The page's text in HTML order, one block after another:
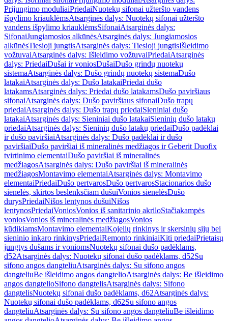
Prijungimo moduliaiPriedaiNuotekų sifonai užteršto vandens
išpylimo kriauklėmsAtsarginės dalys: Nuotekų sifonai užteršto
vandens išpylimo kriauklėmsSifonaiAtsarginės dalys:
SifonaiJungiamosios alkūnėsAtsarginės dalys: Jungiamosios
alkūnėsTiesioji jungtisAtsarginės dalys: Tiesioji jungtisIšleidimo
vožtuvaiAtsarginės dalys: Išleidimo vožtuvaiPriedaiAtsarginės
dalys: PriedaiDušai ir voniosDušaiDušo grindų nuotekų
sistemaAtsarginės dalys: Dušo grindų nuotekų sistemaDušo
latakaiAtsarginės dalys: Dušo latakaiPriedai dušo
latakamsAtsarginės dalys: Priedai dušo latakamsDušo paviršiaus
sifonaiAtsarginės dalys: Dušo paviršiaus sifonaiDušo trapų
priedaiAtsarginės dalys: Dušo trapų priedaiSieniniai dušo
latakaiAtsarginės dalys: Sieniniai dušo latakaiSieninių dušo latakų
priedaiAtsarginės dalys: Sieninių dušo latakų priedaiDušo padėklai
ir dušo paviršiaiAtsarginės dalys: Dušo padėklai ir dušo
paviršiaiDušo paviršiai iš mineralinės medžiagos ir Geberit Duofix
tvirtinimo elementaiDušo paviršiai iš mineralinės
medžiagosAtsarginės dalys: Dušo paviršiai iš mineralinės
medžiagosMontavimo elementaiAtsarginės dalys: Montavimo
elementaiPriedaiDušo pertvarosDušo pertvarosStacionarios dušo
sienelės, skirtos beslenksčiam dušuiVonios sienelėsDušo
durysPriedaiNišos lentynos dušuiNišos
lentynosPriedaiVoniosVonios iš sanitarinio akriloStačiakampės
voniosVonios iš mineralinės medžiagosVonios
kūdikiamsMontavimo elementaiKojelių rinkinys ir skersinių sijų bei
sieninio inkaro rinkinysPriedaiRemonto rinkiniaiKiti priedaiPrietaisų
jungtys dušams ir voniomsNuotekų sifonai dušo padėklams,
d52Atsarginės dalys: Nuotekų sifonai dušo padėklams, d52Su
sifono angos dangteliuAtsarginės dalys: Su sifono angos
dangteliuBe išleidimo angos dangtelioAtsarginės dalys: Be išleidimo
angos dangtelioSifono dangtelisAtsarginės dalys: Sifono
dangtelisNuotekų sifonai dušo padėklams, d62Atsarginės dalys:
Nuotekų sifonai dušo padėklams, d62Su sifono angos
dangteliuAtsarginės dalys: Su sifono angos dangteliuBe išleidimo